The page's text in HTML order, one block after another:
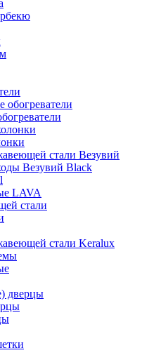
стали Везувий
Везувий Black
LAVA
стали
стали Keralux
дверцы